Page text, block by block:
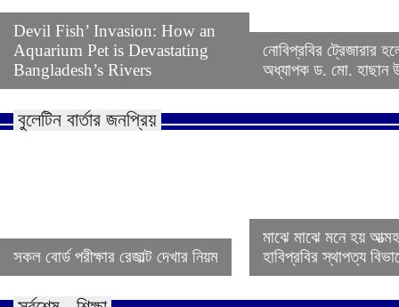
Devil Fish’ Invasion: How an
Aquarium Pet is Devastating
Bangladesh’s Rivers
নোবিপ্রবির ট্রেজারার
অধ্যাপক ড. মো. হাছান
বুলেটিন বার্তার জনপ্রিয়
সকল বোর্ড পরীক্ষার রেজাল্ট দেখার নিয়ম
মাঝে মাঝে মনে হয়
হাবিপ্রবির স্থাপত্য